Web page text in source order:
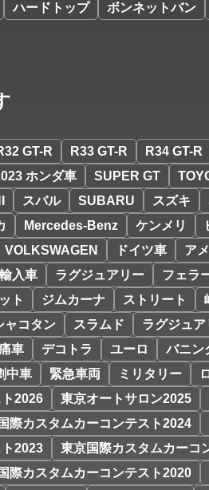
ハードトップ ボンネットバン
GT-R R33 GT-R R34 GT-R
ホンダ車 SUPER GT
スバル SUBARU スズキ
Mercedes-Benz ケンメリ
VOLKSWAGEN ドイツ車 ア
入車 ラグジュアリー フェラ
ト ジムカーナ ストリート
ャコタン スラムド ラグジュア
車 デコトラ ユーロ バニン
中車 緊急車両 ミリタリー
2026
東京オートサロン2025
際カスタムカーコンテスト2024
2023
東京国際カスタムカーコ
際カスタムカーコンテスト2020